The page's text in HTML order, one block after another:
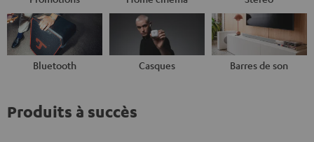
Bluetooth Casques Barres de son
Produits à succès